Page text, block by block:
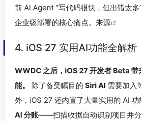
前 AI Agent “写代码很快，但出错太
企业级部署的核心痛点。 来源
4. iOS 27 实用AI功能全解析
WWDC 之后，iOS 27 开发者 Beta 带
能。
除了备受瞩目的 Siri AI 需要加入
外，iOS 27 还内置了大量实用的 AI 功
AI 分账——扫描收据自动识别项目并分